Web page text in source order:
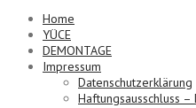
Home
YÜCE
DEMONTAGE
Impressum
Datenschutzerklärung
Haftungsausschluss –